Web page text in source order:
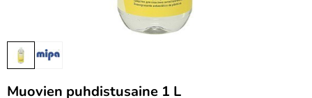
Muovien puhdistusaine 1 L